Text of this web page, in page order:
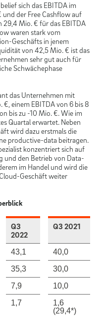
sich das EBITDA im
der Free Cashflow auf
29,4 Mio. € für das EBITDA
waren stark vom
Geschäfts in jenem
von 42,5 Mio. € ist das
sehr gut auch für
Schwächephase
das Unternehmen mit
€, einem EBITDA von 6 bis 8
bis zu -10 Mio. €. Wie im
Quartal erwartet. Neben
wird dazu erstmals die
productive-data beitragen.
konzentriert sich auf
und den Betrieb von Data-
im Handel und wird die
Geschäft weiter
Q3
2022
Q3 2021
43,1 40,0
35,3 30,0
7,9 10,0
1,7
1,6
(29,4*)